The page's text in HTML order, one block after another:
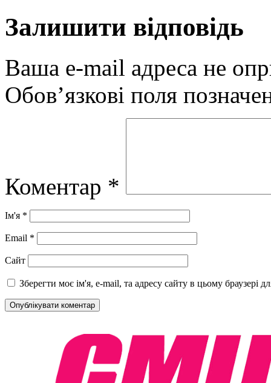
Залишити відповідь
Ваша e-mail адреса не
Обов’язкові поля
Коментар *
Ім'я *
Email *
Сайт
Зберегти моє ім'я, e-mail, та адресу сайту в цьому браузері